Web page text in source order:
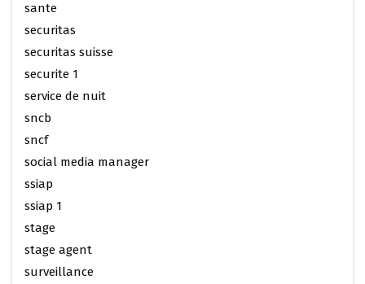
sante
securitas
securitas suisse
securite 1
service de nuit
sncb
sncf
social media manager
ssiap
ssiap 1
stage
stage agent
surveillance